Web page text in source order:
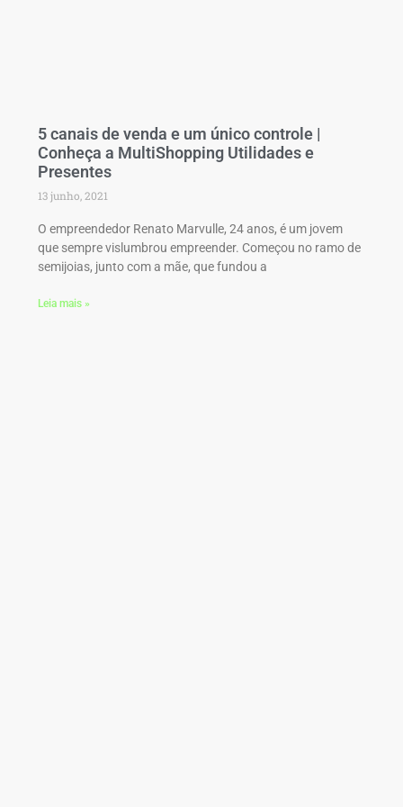
5 canais de venda e um único controle |
Conheça a MultiShopping Utilidades e
Presentes
13 junho, 2021
O empreendedor Renato Marvulle, 24 anos, é um jovem
que sempre vislumbrou empreender. Começou no ramo de
semijoias, junto com a mãe, que fundou a
Leia mais »